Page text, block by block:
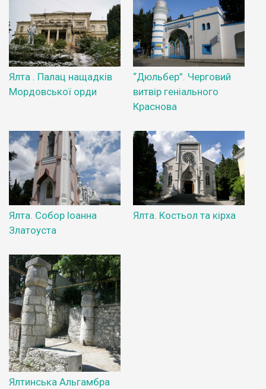
Ялта . Палац нащадків
Мордовської орди
“Дюльбер”. Черговий
витвір геніального
Краснова
Ялта. Собор Іоанна
Златоуста
Ялта. Костьол та кірха
Ялтинська Альгамбра